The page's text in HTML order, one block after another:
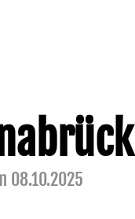
08.10.2025